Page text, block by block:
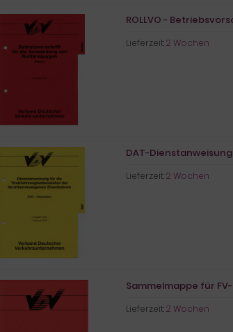
ROLLVO -
Lieferzeit:2 Wochen
DAT-
Lieferzeit:2 Wochen
Sammelmappe für FV-
Lieferzeit:2 Wochen